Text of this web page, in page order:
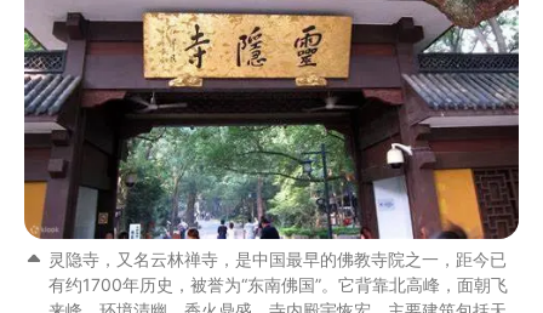
灵隐寺，又名云林禅寺，是中国最早的佛教寺院之一，距今已
有约1700年历史，被誉为“东南佛国”。它背靠北高峰，面朝飞